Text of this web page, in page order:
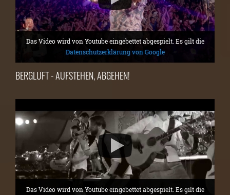
Das Video wird von Youtube eingebettet abgespielt. Es gilt die
Datenschutzerklärung von Google
BERGLUFT - AUFSTEHEN, ABGEHEN!
Das Video wird von Youtube eingebettet abgespielt. Es gilt die